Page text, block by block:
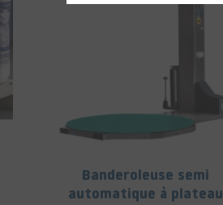
Banderoleuse semi
automatique à plateau